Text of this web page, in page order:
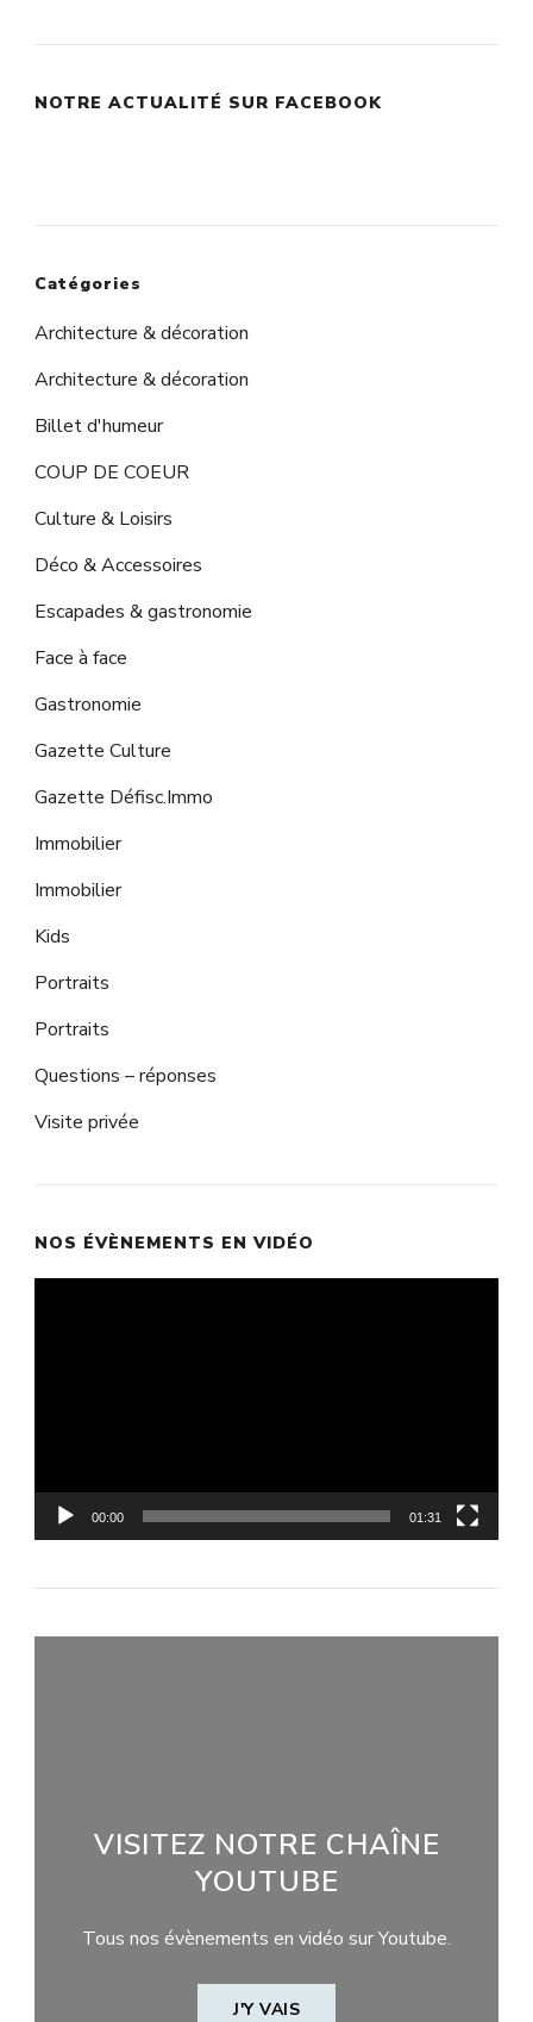
NOTRE ACTUALITÉ SUR FACEBOOK
Catégories
Architecture & décoration
Architecture & décoration
Billet d'humeur
COUP DE COEUR
Culture & Loisirs
Déco & Accessoires
Escapades & gastronomie
Face à face
Gastronomie
Gazette Culture
Gazette Défisc.Immo
Immobilier
Immobilier
Kids
Portraits
Portraits
Questions – réponses
Visite privée
NOS ÉVÈNEMENTS EN VIDÉO
00:00 01:31
VISITEZ NOTRE CHAÎNE
YOUTUBE
Tous nos évènements en vidéo sur Youtube.
J'Y VAIS